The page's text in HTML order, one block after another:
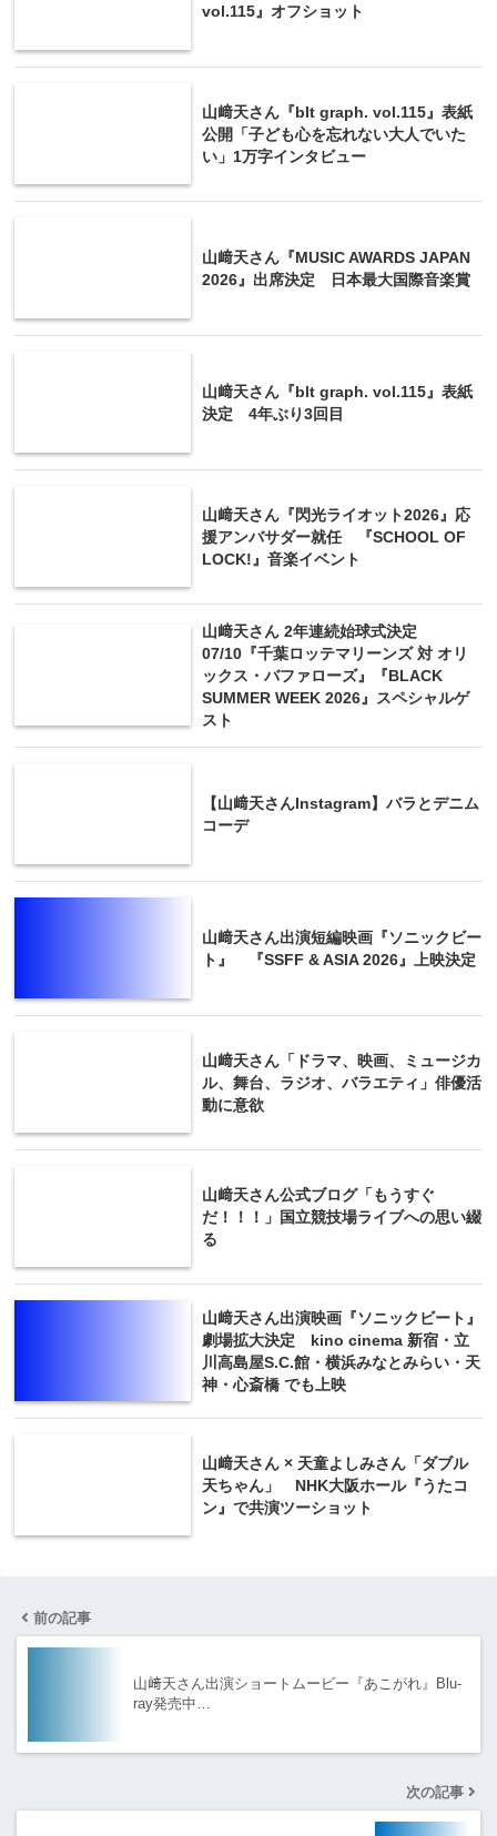
vol.115』オフショット
山﨑天さん『blt graph. vol.115』表紙
公開「子ども心を忘れない大人でいた
い」1万字インタビュー
山﨑天さん『MUSIC AWARDS JAPAN
2026』出席決定 日本最大国際音楽賞
山﨑天さん『blt graph. vol.115』表紙
決定 4年ぶり3回目
山﨑天さん『閃光ライオット2026』応
援アンバサダー就任 『SCHOOL OF
LOCK!』音楽イベント
山﨑天さん 2年連続始球式決定
07/10『千葉ロッテマリーンズ 対 オリ
ックス・バファローズ』『BLACK
SUMMER WEEK 2026』スペシャルゲ
スト
【山﨑天さんInstagram】バラとデニム
コーデ
山﨑天さん出演短編映画『ソニックビー
ト』 『SSFF & ASIA 2026』上映決定
山﨑天さん「ドラマ、映画、ミュージカ
ル、舞台、ラジオ、バラエティ」俳優活
動に意欲
山﨑天さん公式ブログ「もうすぐ
だ！！！」国立競技場ライブへの思い綴
る
山﨑天さん出演映画『ソニックビート』
劇場拡大決定 kino cinema 新宿・立
川高島屋S.C.館・横浜みなとみらい・天
神・心斎橋 でも上映
山﨑天さん × 天童よしみさん「ダブル
天ちゃん」 NHK大阪ホール『うたコ
ン』で共演ツーショット
前の記事
山﨑天さん出演ショートムービー『あこがれ』Blu-
ray発売中…
次の記事